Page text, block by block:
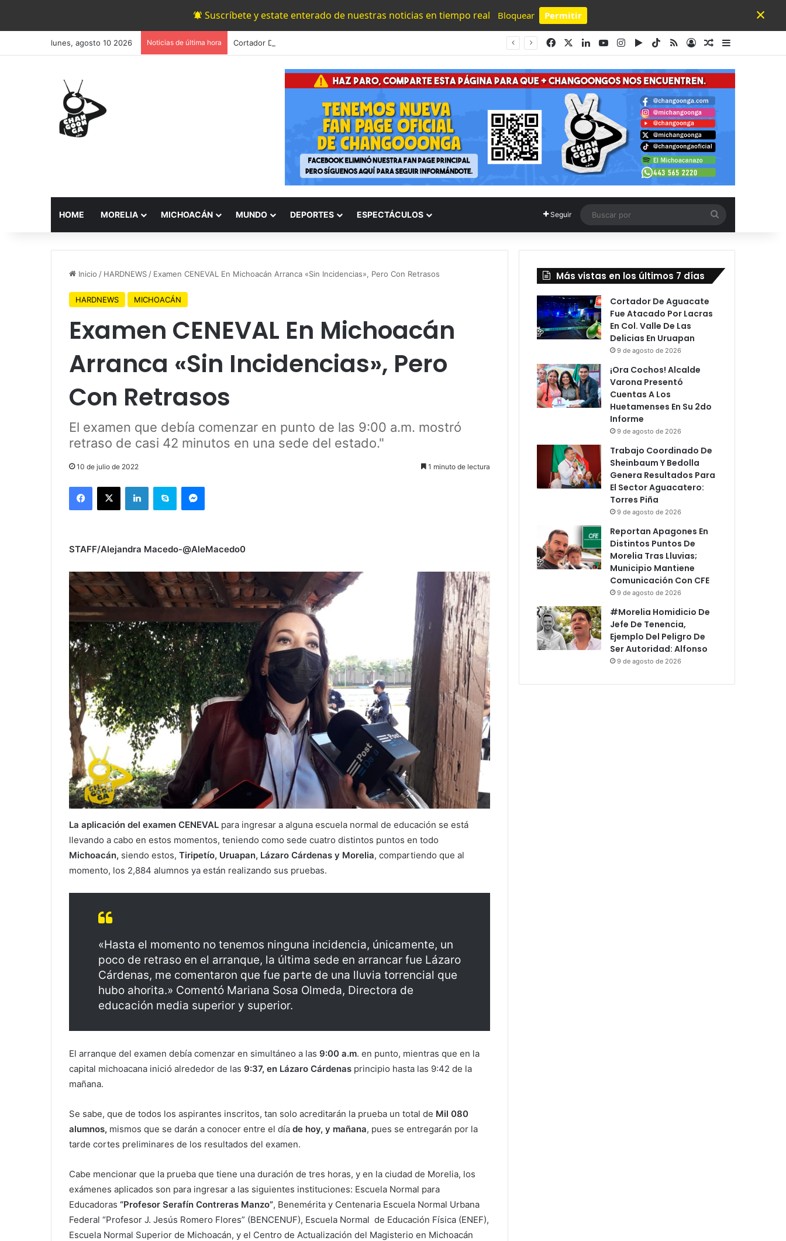
Suscríbete y estate enterado de nuestras noticias en tiempo real Bloquear Permitir
Powered by SendPulse
×
lunes, agosto 10 2026 Noticias de última hora FacebookLinkedInYouTubeInstagram
Google Play
TikTok
RSSAccesoPublicación al
Barra lateral
HOME MORELIA MICHOACÁN MUNDO DEPORTES ESPECTÁCULOS Seguir
por
Inicio / HARDNEWS / Examen CENEVAL En Michoacán Arranca «Sin Incidencias», Pero Con Retrasos
HARDNEWS MICHOACÁN
Examen CENEVAL En Michoacán
Arranca «Sin Incidencias», Pero
Con Retrasos
El examen que debía comenzar en punto de las 9:00 a.m. mostró
retraso de casi 42 minutos en una sede del estado."
10 de julio de 2022 1 minuto de lectura
Facebook
X LinkedInSkype Messenger
STAFF/Alejandra Macedo-@AleMacedo0
La aplicación del examen CENEVAL para ingresar a alguna escuela normal de educación se está
llevando a cabo en estos momentos, teniendo como sede cuatro distintos puntos en todo
Michoacán, siendo estos, Tiripetío, Uruapan, Lázaro Cárdenas y Morelia, compartiendo que al
momento, los 2,884 alumnos ya están realizando sus pruebas.
«Hasta el momento no tenemos ninguna incidencia, únicamente, un
poco de retraso en el arranque, la última sede en arrancar fue Lázaro
Cárdenas, me comentaron que fue parte de una lluvia torrencial que
hubo ahorita.» Comentó Mariana Sosa Olmeda, Directora de
educación media superior y superior.
El arranque del examen debía comenzar en simultáneo a las 9:00 a.m. en punto, mientras que en la
capital michoacana inició alrededor de las 9:37, en Lázaro Cárdenas principio hasta las 9:42 de la
mañana.
Se sabe, que de todos los aspirantes inscritos, tan solo acreditarán la prueba un total de Mil 080
alumnos, mismos que se darán a conocer entre el día de hoy, y mañana, pues se entregarán por la
tarde cortes preliminares de los resultados del examen.
Cabe mencionar que la prueba que tiene una duración de tres horas, y en la ciudad de Morelia, los
exámenes aplicados son para ingresar a las siguientes instituciones: Escuela Normal para
Educadoras “Profesor Serafín Contreras Manzo”, Benemérita y Centenaria Escuela Normal Urbana
Federal “Profesor J. Jesús Romero Flores” (BENCENUF), Escuela Normal de Educación Física (ENEF),
Escuela Normal Superior de Michoacán, y el Centro de Actualización del Magisterio en Michoacán
Más vistas en los últimos 7 días
Cortador De Aguacate
Fue Atacado Por Lacras
En Col. Valle De Las
Delicias En Uruapan
9 de agosto de 2026
¡Ora Cochos! Alcalde
Varona Presentó
Cuentas A Los
Huetamenses En Su 2do
Informe
9 de agosto de 2026
Trabajo Coordinado De
Sheinbaum Y Bedolla
Genera Resultados Para
El Sector Aguacatero:
Torres Piña
9 de agosto de 2026
Reportan Apagones En
Distintos Puntos De
Morelia Tras Lluvias;
Municipio Mantiene
Comunicación Con CFE
9 de agosto de 2026
#Morelia Homidicio De
Jefe De Tenencia,
Ejemplo Del Peligro De
Ser Autoridad: Alfonso
9 de agosto de 2026